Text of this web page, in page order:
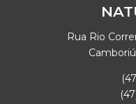
Rua Rio